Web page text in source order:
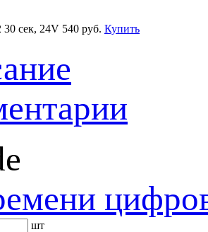
30 сек, 24V 540 руб. Купить
шт